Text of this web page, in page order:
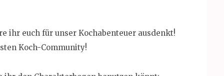
ihr euch für unser Kochabenteuer ausdenkt!
Koch-Community!